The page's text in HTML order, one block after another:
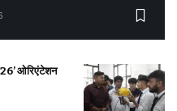
ओरिएंटेशन